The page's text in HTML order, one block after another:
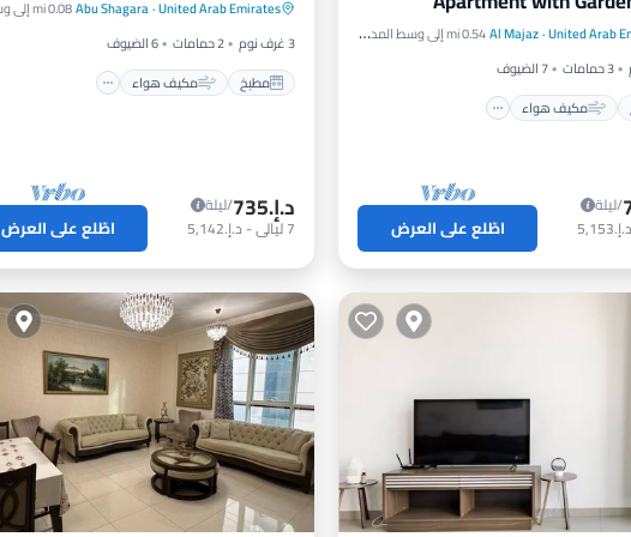
opposite to Safiya
United Arab
·
Al Majaz0.54 mi إلى وسط المدينة
3 حمامات
7 الضيوف
مكيف هواء
مكيف هواء
إنترنت
للأطفال
/ليلة
د.إ.‏5,153 اطّلع على العرض
United Arab Emirates
·
Abu Shagara0.08 mi إلى وسط المدينة
3 غرف نوم
2 حمامات
6 الضيوف
مطبخ
مكيف هواء
مناسب للأطفال
د.إ.‏735
/ليلة
7ليالي- د.إ.‏5,142 اطّلع على العرض